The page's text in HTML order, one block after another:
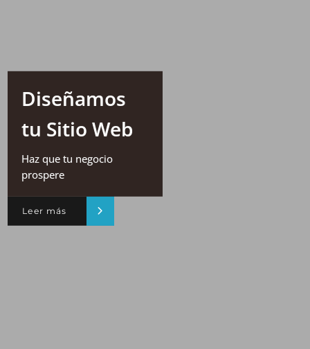
Diseñamos
tu Sitio Web
Haz que tu negocio
prospere
Leer más